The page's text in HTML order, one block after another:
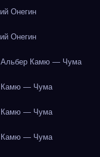
Онегин
Онегин
Альбер Камю — Чума
Камю — Чума
Камю — Чума
Камю — Чума